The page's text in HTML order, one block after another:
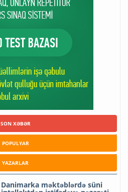
SON XƏBƏR
POPULYAR
YAZARLAR
Danimarka məktəblərdə süni